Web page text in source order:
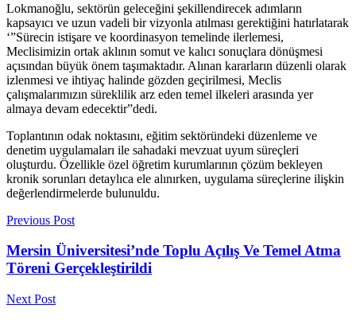
Lokmanoğlu, sektörün geleceğini şekillendirecek adımların
kapsayıcı ve uzun vadeli bir vizyonla atılması gerektiğini hatırlatarak
‘”Sürecin istişare ve koordinasyon temelinde ilerlemesi,
Meclisimizin ortak aklının somut ve kalıcı sonuçlara dönüşmesi
açısından büyük önem taşımaktadır. Alınan kararların düzenli olarak
izlenmesi ve ihtiyaç halinde gözden geçirilmesi, Meclis
çalışmalarımızın süreklilik arz eden temel ilkeleri arasında yer
almaya devam edecektir”dedi.
Toplantının odak noktasını, eğitim sektöründeki düzenleme ve
denetim uygulamaları ile sahadaki mevzuat uyum süreçleri
oluşturdu. Özellikle özel öğretim kurumlarının çözüm bekleyen
kronik sorunları detaylıca ele alınırken, uygulama süreçlerine ilişkin
değerlendirmelerde bulunuldu.
Previous Post
Mersin Üniversitesi’nde Toplu Açılış Ve Temel Atma
Töreni Gerçekleştirildi
Next Post